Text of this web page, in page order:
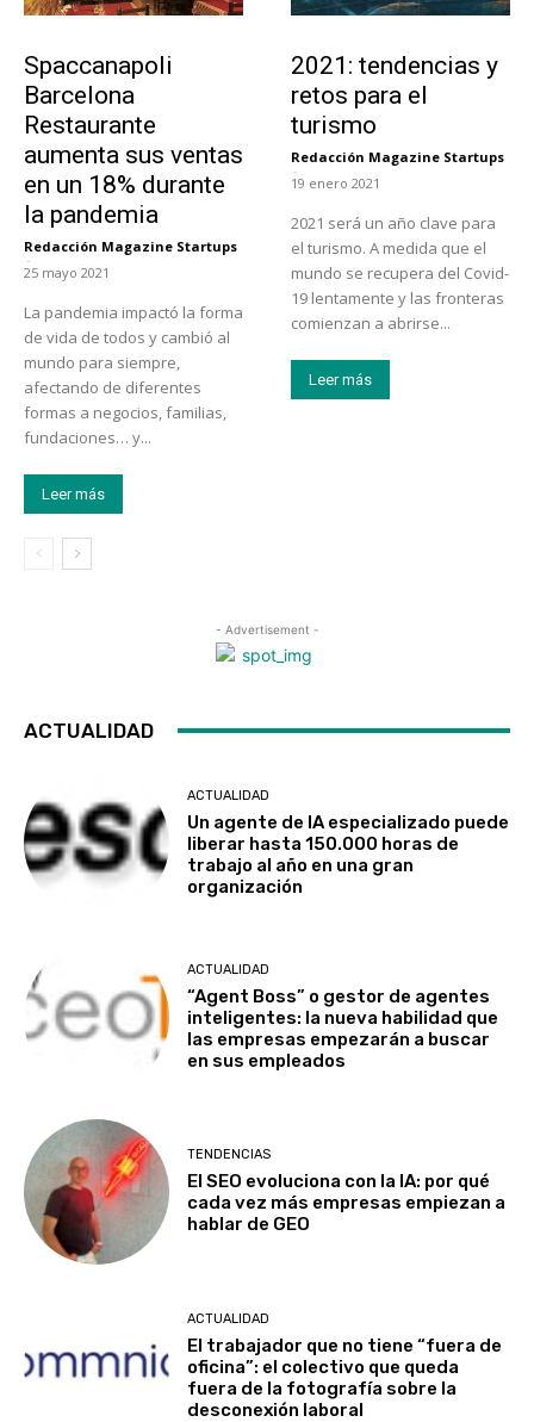
Spaccanapoli
Barcelona
Restaurante
aumenta sus ventas
en un 18% durante
la pandemia
Redacción Magazine Startups
-
25 mayo 2021
La pandemia impactó la forma
de vida de todos y cambió al
mundo para siempre,
afectando de diferentes
formas a negocios, familias,
fundaciones… y...
Leer más
2021: tendencias y
retos para el
turismo
Redacción Magazine Startups
-
19 enero 2021
2021 será un año clave para
el turismo. A medida que el
mundo se recupera del Covid-
19 lentamente y las fronteras
comienzan a abrirse...
Leer más
- Advertisement -
ACTUALIDAD
ACTUALIDAD
Un agente de IA especializado puede
liberar hasta 150.000 horas de
trabajo al año en una gran
organización
ACTUALIDAD
“Agent Boss” o gestor de agentes
inteligentes: la nueva habilidad que
las empresas empezarán a buscar
en sus empleados
TENDENCIAS
El SEO evoluciona con la IA: por qué
cada vez más empresas empiezan a
hablar de GEO
ACTUALIDAD
El trabajador que no tiene “fuera de
oficina”: el colectivo que queda
fuera de la fotografía sobre la
desconexión laboral